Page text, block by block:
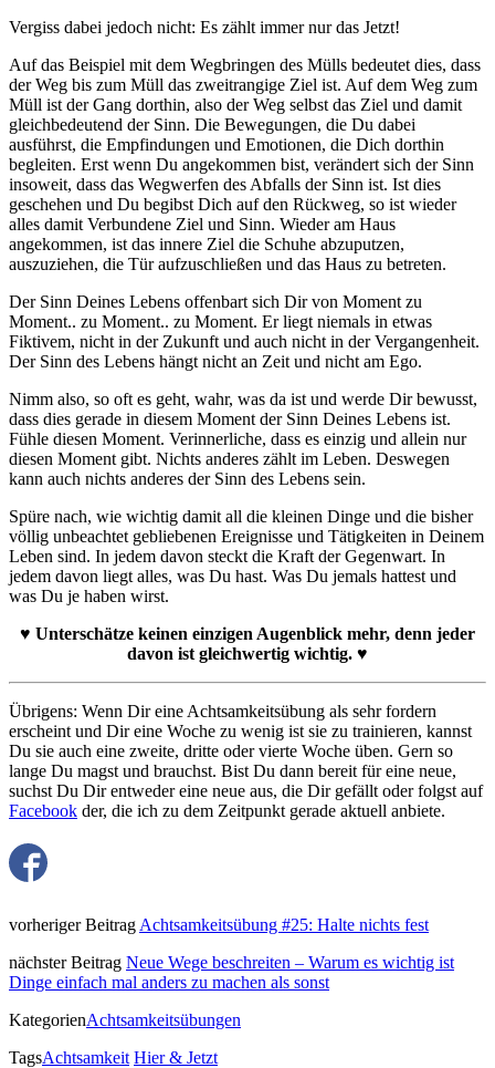
Vergiss dabei jedoch nicht: Es zählt immer nur das Jetzt!
Auf das Beispiel mit dem Wegbringen des Mülls bedeutet dies, dass
der Weg bis zum Müll das zweitrangige Ziel ist. Auf dem Weg zum
Müll ist der Gang dorthin, also der Weg selbst das Ziel und damit
gleichbedeutend der Sinn. Die Bewegungen, die Du dabei
ausführst, die Empfindungen und Emotionen, die Dich dorthin
begleiten. Erst wenn Du angekommen bist, verändert sich der Sinn
insoweit, dass das Wegwerfen des Abfalls der Sinn ist. Ist dies
geschehen und Du begibst Dich auf den Rückweg, so ist wieder
alles damit Verbundene Ziel und Sinn. Wieder am Haus
angekommen, ist das innere Ziel die Schuhe abzuputzen,
auszuziehen, die Tür aufzuschließen und das Haus zu betreten.
Der Sinn Deines Lebens offenbart sich Dir von Moment zu
Moment.. zu Moment.. zu Moment. Er liegt niemals in etwas
Fiktivem, nicht in der Zukunft und auch nicht in der Vergangenheit.
Der Sinn des Lebens hängt nicht an Zeit und nicht am Ego.
Nimm also, so oft es geht, wahr, was da ist und werde Dir bewusst,
dass dies gerade in diesem Moment der Sinn Deines Lebens ist.
Fühle diesen Moment. Verinnerliche, dass es einzig und allein nur
diesen Moment gibt. Nichts anderes zählt im Leben. Deswegen
kann auch nichts anderes der Sinn des Lebens sein.
Spüre nach, wie wichtig damit all die kleinen Dinge und die bisher
völlig unbeachtet gebliebenen Ereignisse und Tätigkeiten in Deinem
Leben sind. In jedem davon steckt die Kraft der Gegenwart. In
jedem davon liegt alles, was Du hast. Was Du jemals hattest und
was Du je haben wirst.
♥ Unterschätze keinen einzigen Augenblick mehr, denn jeder
davon ist gleichwertig wichtig. ♥
Übrigens: Wenn Dir eine Achtsamkeitsübung als sehr fordern
erscheint und Dir eine Woche zu wenig ist sie zu trainieren, kannst
Du sie auch eine zweite, dritte oder vierte Woche üben. Gern so
lange Du magst und brauchst. Bist Du dann bereit für eine neue,
suchst Du Dir entweder eine neue aus, die Dir gefällt oder folgst auf
Facebook der, die ich zu dem Zeitpunkt gerade aktuell anbiete.
vorheriger Beitrag Achtsamkeitsübung #25: Halte nichts fest
nächster Beitrag Neue Wege beschreiten – Warum es wichtig ist
Dinge einfach mal anders zu machen als sonst
KategorienAchtsamkeitsübungen
TagsAchtsamkeit Hier & Jetzt